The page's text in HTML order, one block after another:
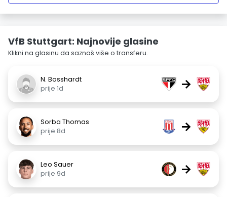
VfB Stuttgart: Najnovije glasine
Klikni na glasinu da saznaš više o transferu.
N. Bosshardt
prije 1d
→
Sorba Thomas
prije 8d
→
Leo Sauer
prije 9d
→